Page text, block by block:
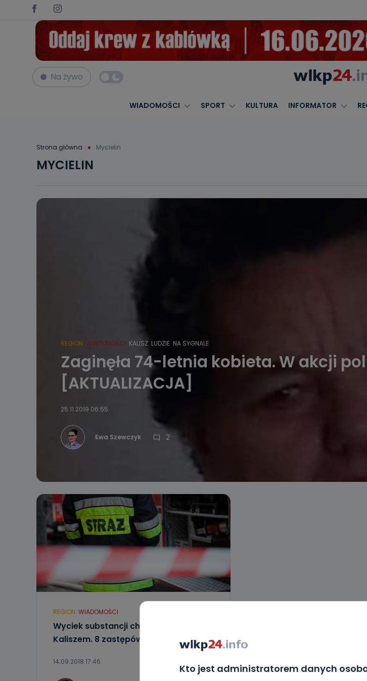
Na żywo
WIADOMOŚCI SPORT KULTURA INFORMATOR
Strona główna Mycielin
Kto jest administratorem danych
MYCIELIN
REGION WIADOMOŚCI KALISZ LUDZIE NA SYGNALE
Zaginęła 74-letnia kobieta. W akcji
[AKTUALIZACJA]
25.11.2019 06:55
Ewa Szewczyk 2
REGION WIADOMOŚCI
Wyciek substancji chemicznej pod
Kaliszem. 8 zastępów w akcji
14.09.2018 17:46